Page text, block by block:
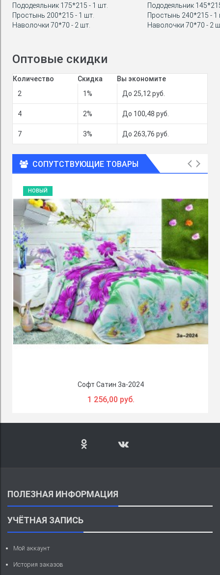
Пододеяльник 175*215 - 1 шт.
Простынь 200*215 - 1 шт.
Наволочки 70*70 - 2 шт.
Пододеяльник
Простынь 240*215 - 1
Наволочки 70*70 - 2
Оптовые скидки
Количество Скидка
Вы экономите
2
1% До 25,12 руб.
4 2% До 100,48 руб.
7 3% До 263,76 руб.
СОПУТСТВУЮЩИЕ ТОВАРЫ
НОВЫЙ
Софт Сатин 3a-2024
1 256,00 руб.
ПОЛЕЗНАЯ ИНФОРМАЦИЯ
УЧЁТНАЯ ЗАПИСЬ
Мой аккаунт
История заказов